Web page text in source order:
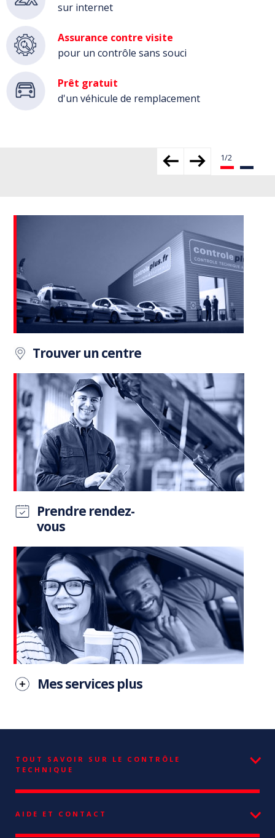
sur internet
Assurance contre visite
pour un contrôle sans souci
Prêt gratuit
d'un véhicule de remplacement
Trouver un centre
Prendre rendez-
vous
Mes services plus
TOUT SAVOIR SUR LE CONTRÔLE
TECHNIQUE
AIDE ET CONTACT